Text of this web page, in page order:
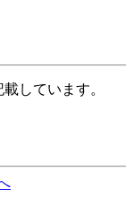
しています。